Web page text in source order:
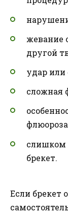
жевание
другой
удар или
сложная
слишком
брекет.
Если брекет